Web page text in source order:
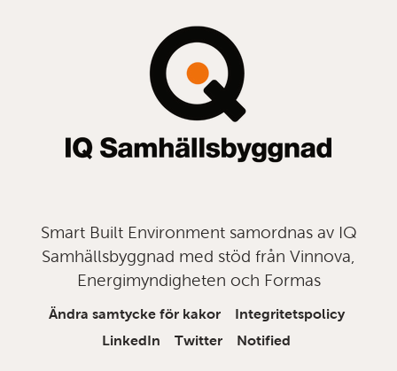
Smart Built Environment samordnas av IQ
Samhällsbyggnad med stöd från Vinnova,
Energimyndigheten och Formas
Ändra samtycke för kakor
Integritetspolicy
LinkedIn
Twitter Notified